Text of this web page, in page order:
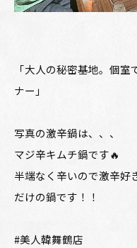
「大人の秘密基地。個
ナー」
写真の激辛鍋は、、、
マジ辛キムチ鍋です🔥
半端なく辛いので激辛好
だけの鍋です！！
#美人韓舞鶴店